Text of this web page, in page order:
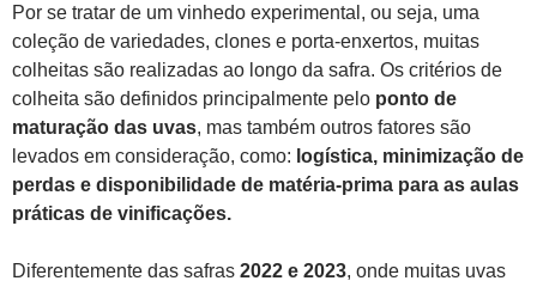
Por se tratar de um vinhedo experimental, ou seja, uma
coleção de variedades, clones e porta-enxertos, muitas
colheitas são realizadas ao longo da safra. Os critérios de
colheita são definidos principalmente pelo ponto de
maturação das uvas, mas também outros fatores são
levados em consideração, como: logística, minimização de
perdas e disponibilidade de matéria-prima para as aulas
práticas de vinificações.
Diferentemente das safras 2022 e 2023, onde muitas uvas